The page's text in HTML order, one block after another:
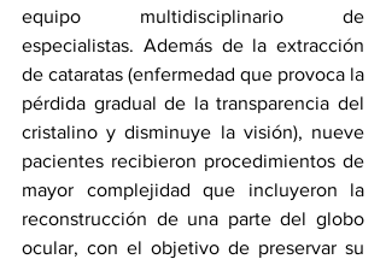
equipo multidisciplinario de
especialistas. Además de la extracción
de cataratas (enfermedad que provoca la
pérdida gradual de la transparencia del
cristalino y disminuye la visión), nueve
pacientes recibieron procedimientos de
mayor complejidad que incluyeron la
reconstrucción de una parte del globo
ocular, con el objetivo de preservar su